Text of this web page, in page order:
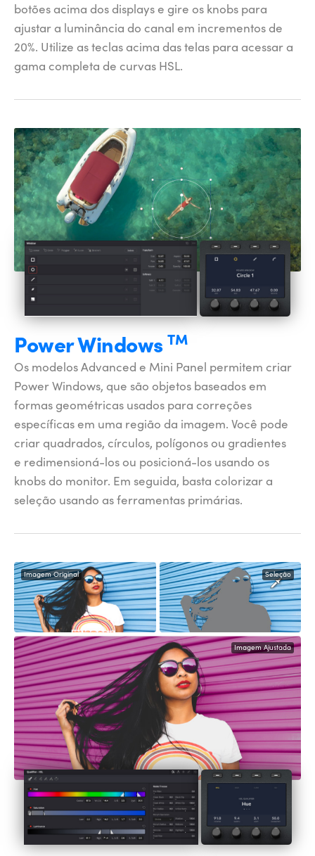
botões acima dos displays e gire os knobs para
ajustar a luminância do canal em incrementos de
20%. Utilize as teclas acima das telas para acessar a
gama completa de curvas HSL.
PowerWindows TM
Os modelos Advanced e Mini Panel permitem criar
Power Windows, que são objetos baseados em
formas geométricas usados para correções
específicas em uma região da imagem. Você pode
criar quadrados, círculos, polígonos ou gradientes
e redimensioná-los ou posicioná-los usando os
knobs do monitor. Em seguida, basta colorizar a
seleção usando as ferramentas primárias.
Imagem Original Seleção
Imagem Ajustada